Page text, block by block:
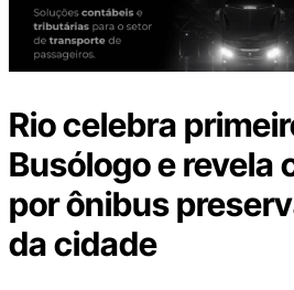
Rio celebra
Busólogo e revela
por ônibus
da cidade